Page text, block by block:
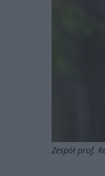
Zespół prof.